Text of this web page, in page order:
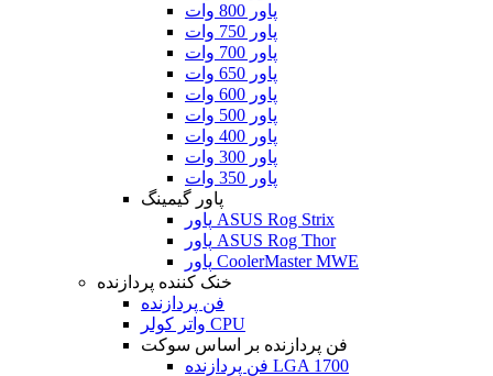
پاور 800 وات
پاور 750 وات
پاور 700 وات
پاور 650 وات
پاور 600 وات
پاور 500 وات
پاور 400 وات
پاور 300 وات
پاور 350 وات
پاور گیمینگ
پاور ASUS Rog Strix
پاور ASUS Rog Thor
پاور CoolerMaster MWE
خنک کننده پردازنده
فن پردازنده
واتر کولر CPU
فن پردازنده بر اساس سوکت
فن پردازنده LGA 1700